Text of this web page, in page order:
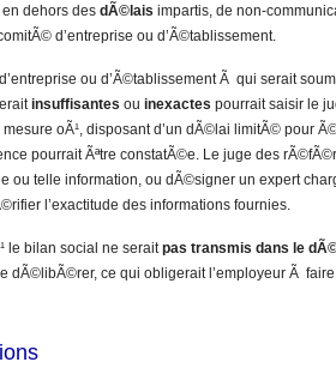
dehors des dÃ©lais impartis, de non-
d’entreprise ou d’Ã©tablissement.
ou d’Ã©tablissement Ã qui serait
insuffisantes ou inexactes pourrait saisir le
mesure oÃ¹, disposant d’un dÃ©lai limitÃ© pour
pourrait Ãªtre constatÃ©e. Le juge des
ou telle information, ou dÃ©signer un expert
l’exactitude des informations fournies.
le bilan social ne seraitpas transmis dans le
dÃ©libÃ©rer, ce qui obligerait l’employeur Ã